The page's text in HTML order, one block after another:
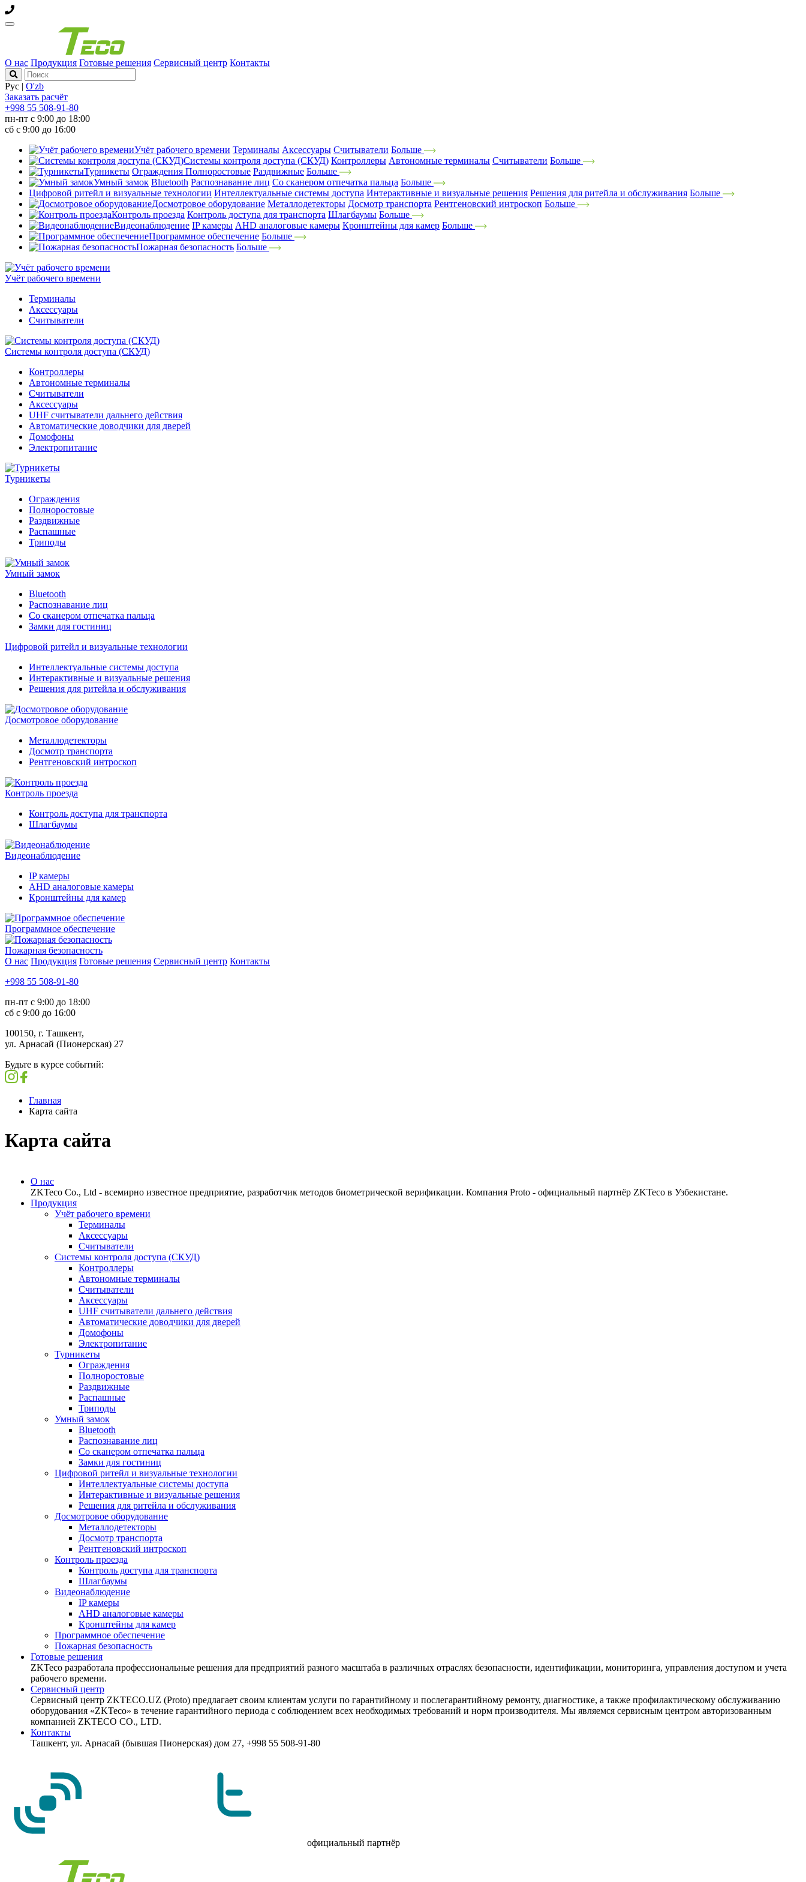
О нас Продукция Готовые решения Сервисный центр Контакты
Рус | O'zb
Заказать расчёт
+998 55 508-91-80
пн-пт с 9:00 до 18:00
сб с 9:00 до 16:00
Учёт рабочего времени Терминалы Аксессуары Считыватели Больше
Системы контроля доступа (СКУД) Контроллеры Автономные терминалы Считыватели Больше
Турникеты Ограждения Полноростовые Раздвижные Больше
Умный замок Bluetooth Распознавание лиц Со сканером отпечатка пальца Больше
Цифровой ритейл и визуальные технологии Интеллектуальные системы доступа Интерактивные и визуальные решения Решения для ритейла и обслуживания Больше
Досмотровое оборудование Металлодетекторы Досмотр транспорта Рентгеновский интроскоп Больше
Контроль проезда Контроль доступа для транспорта Шлагбаумы Больше
Видеонаблюдение IP камеры AHD аналоговые камеры Кронштейны для камер Больше
Программное обеспечение Больше
Пожарная безопасность Больше
Учёт рабочего времени
Терминалы
Аксессуары
Считыватели
Системы контроля доступа (СКУД)
Контроллеры
Автономные терминалы
Считыватели
Аксессуары
UHF считыватели дальнего действия
Автоматические доводчики для дверей
Домофоны
Электропитание
Турникеты
Ограждения
Полноростовые
Раздвижные
Распашные
Триподы
Умный замок
Bluetooth
Распознавание лиц
Со сканером отпечатка пальца
Замки для гостиниц
Цифровой ритейл и визуальные технологии
Интеллектуальные системы доступа
Интерактивные и визуальные решения
Решения для ритейла и обслуживания
Досмотровое оборудование
Металлодетекторы
Досмотр транспорта
Рентгеновский интроскоп
Контроль проезда
Контроль доступа для транспорта
Шлагбаумы
Видеонаблюдение
IP камеры
AHD аналоговые камеры
Кронштейны для камер
Программное обеспечение
Пожарная безопасность
О нас Продукция Готовые решения Сервисный центр Контакты
+998 55 508-91-80
пн-пт с 9:00 до 18:00
сб с 9:00 до 16:00
100150, г. Ташкент,
ул. Арнасай (Пионерская) 27
Будьте в курсе событий:
Главная
Карта сайта
Карта сайта
О нас
ZKTeco Co., Ltd - всемирно известное предприятие, разработчик методов биометрической верификации. Компания Proto - официальный партнёр ZKTeco в Узбекистане.
Продукция
Учёт рабочего времени
Терминалы
Аксессуары
Считыватели
Системы контроля доступа (СКУД)
Контроллеры
Автономные терминалы
Считыватели
Аксессуары
UHF считыватели дальнего действия
Автоматические доводчики для дверей
Домофоны
Электропитание
Турникеты
Ограждения
Полноростовые
Раздвижные
Распашные
Триподы
Умный замок
Bluetooth
Распознавание лиц
Со сканером отпечатка пальца
Замки для гостиниц
Цифровой ритейл и визуальные технологии
Интеллектуальные системы доступа
Интерактивные и визуальные решения
Решения для ритейла и обслуживания
Досмотровое оборудование
Металлодетекторы
Досмотр транспорта
Рентгеновский интроскоп
Контроль проезда
Контроль доступа для транспорта
Шлагбаумы
Видеонаблюдение
IP камеры
AHD аналоговые камеры
Кронштейны для камер
Программное обеспечение
Пожарная безопасность
Готовые решения
ZKTeco разработала профессиональные решения для предприятий разного масштаба в различных отраслях безопасности, идентификации, мониторинга, управления доступом и учета
рабочего времени.
Сервисный центр
Сервисный центр ZKTECO.UZ (Proto) предлагает своим клиентам услуги по гарантийному и послегарантийному ремонту, диагностике, а также профилактическому обслуживанию
оборудования «ZKTeco» в течение гарантийного периода с соблюдением всех необходимых требований и норм производителя. Мы являемся сервисным центром авторизованным
компанией ZKTECO CO., LTD.
Контакты
Ташкент, ул. Арнасай (бывшая Пионерская) дом 27, +998 55 508-91-80
официальный партнёр